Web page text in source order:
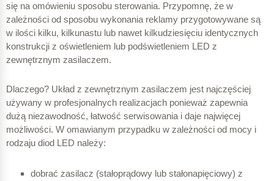
się na omówieniu sposobu sterowania. Przypomnę, że w
zależności od sposobu wykonania reklamy przygotowywane są
w ilości kilku, kilkunastu lub nawet kilkudziesięciu identycznych
konstrukcji z oświetleniem lub podświetleniem LED z
zewnętrznym zasilaczem.
Dlaczego? Układ z zewnętrznym zasilaczem jest najczęściej
używany w profesjonalnych realizacjach ponieważ zapewnia
dużą niezawodność, łatwość serwisowania i daje najwięcej
możliwości. W omawianym przypadku w zależności od mocy i
rodzaju diod LED należy:
dobrać zasilacz (stałoprądowy lub stałonapięciowy) z